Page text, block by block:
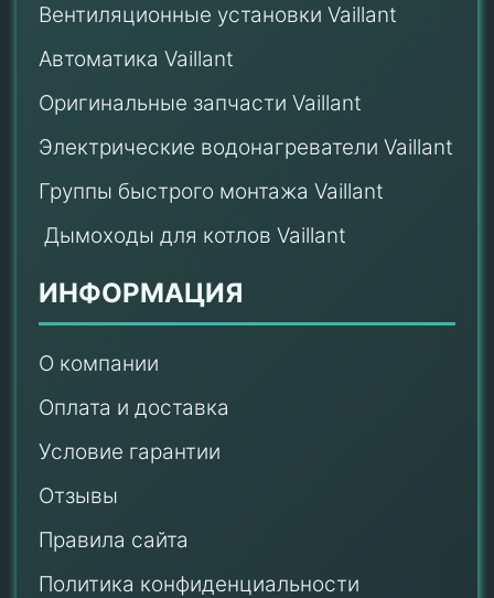
Вентиляционные установки Vaillant
Автоматика Vaillant
Оригинальные запчасти Vaillant
Электрические водонагреватели Vaillant
Группы быстрого монтажа Vaillant
Дымоходы для котлов Vaillant
ИНФОРМАЦИЯ
О компании
Оплата и доставка
Условие гарантии
Отзывы
Правила сайта
Политика конфиденциальности